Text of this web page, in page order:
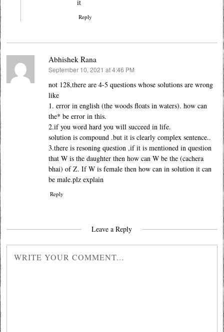
it
Reply
Abhishek Rana
says:
September 10, 2021 at 4:46 PM
not 128,there are 4-5 questions whose solutions are wrong
like
1. error in english (the woods floats in waters). how can
the* be error in this.
2.if you word hard you will succeed in life.
solution is compound .but it is clearly complex sentence..
3.there is resoning question ,if it is mentioned in question
that W is the daughter then how can W be the (cachera
bhai) of Z. If W is female then how can in solution it can
be male.plz explain
Reply
Leave a Reply